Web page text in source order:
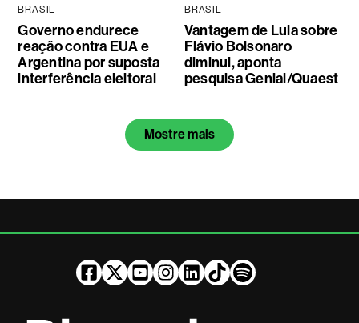
BRASIL
Governo endurece
reação contra EUA e
Argentina por suposta
interferência eleitoral
BRASIL
Vantagem de Lula sobre
Flávio Bolsonaro
diminui, aponta
pesquisa Genial/Quaest
Mostre mais